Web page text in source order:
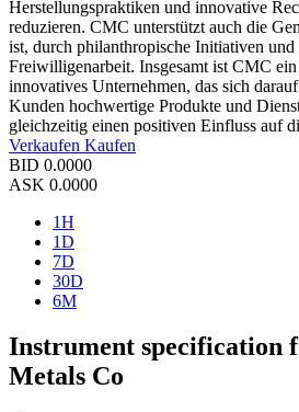
Herstellungspraktiken und innovative
reduzieren. CMC unterstützt auch die
ist, durch philanthropische Initiativen
Freiwilligenarbeit. Insgesamt ist CMC ein
innovatives Unternehmen, das sich
Kunden hochwertige Produkte und
gleichzeitig einen positiven Einfluss auf
Verkaufen Kaufen
BID 0.0000
ASK 0.0000
1H
1D
7D
30D
6M
Instrument specification
Metals Co